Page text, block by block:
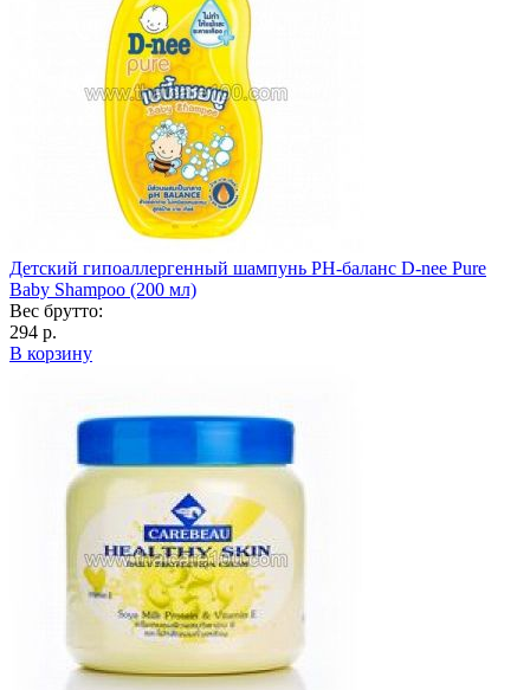
Детский гипоаллергенный шампунь РН-баланс D-nee Pure
Baby Shampoo (200 мл)
Вес брутто:
294 р.
В корзину